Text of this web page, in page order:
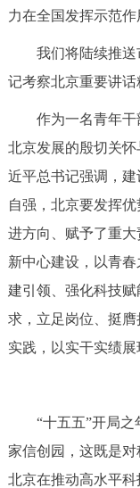
中介服务
政民互动
参与调查
走进北京
绿色北京
多语种
DEUTSCH
力在全国发挥示范作
我们将陆续推送
记考察北京重要讲话
作为一名青年干
北京发展的殷切关
近平总书记强调，
自强，北京要发挥
进方向、赋予了重
新中心建设，以青
建引领、强化科技
求，立足岗位、挺
实践，以实干实绩展
“十五五”开局之
家信创园，这既是
北京在推动高水平